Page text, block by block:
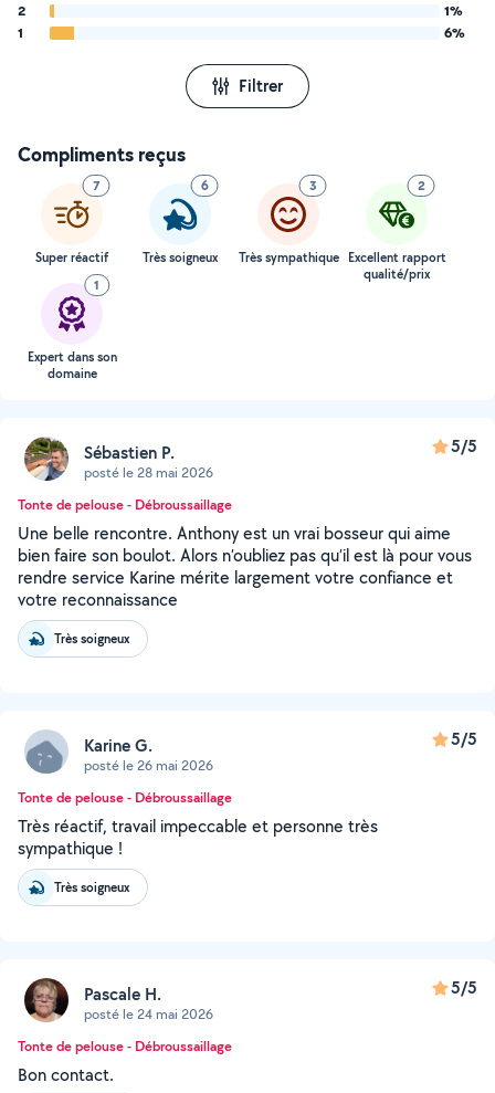
2
1%
1
6%
Filtrer
Compliments reçus
7
Super réactif
6
Très soigneux
3
Très sympathique
2
Excellent rapport
qualité/prix
1
Expert dans son
domaine
Sébastien P.
posté le 28 mai 2026
5/5
Tonte de pelouse - Débroussaillage
Une belle rencontre. Anthony est un vrai bosseur qui aime
bien faire son boulot. Alors n’oubliez pas qu’il est là pour vous
rendre service Karine mérite largement votre confiance et
votre reconnaissance
Très soigneux
Karine G.
posté le 26 mai 2026
5/5
Tonte de pelouse - Débroussaillage
Très réactif, travail impeccable et personne très
sympathique !
Très soigneux
Pascale H.
posté le 24 mai 2026
5/5
Tonte de pelouse - Débroussaillage
Bon contact.